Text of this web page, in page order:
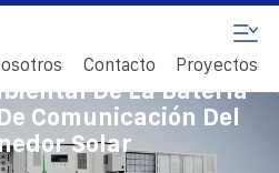
Contacto Proyectos
De La Batería
Comunicación Del
Solar